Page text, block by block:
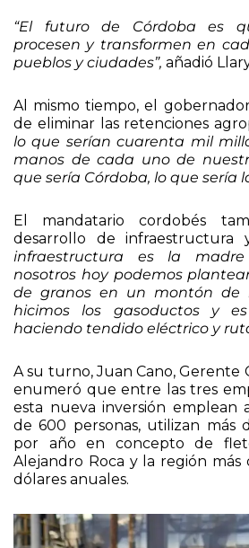
“El futuro de Córdoba es
procesen y transformen en
Al mismo tiempo, el
de eliminar las retenciones
lo que serían cuarenta mil
manos de cada uno de
El mandatario cordobés
desarrollo de infraestructura
infraestructura es la
nosotros hoy podemos
de granos en un montón de
hicimos los gasoductos y es
A su turno, Juan Cano, Gerente
enumeró que entre las tres
esta nueva inversión emplean
de 600 personas, utilizan más
por año en concepto de
Alejandro Roca y la región más